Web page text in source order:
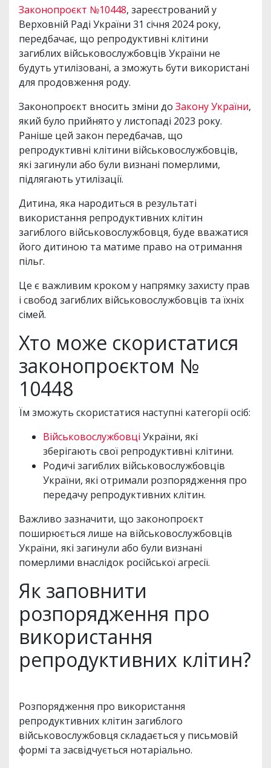
Законопроєкт №10448, зареєстрований у
Верховній Раді України 31 січня 2024 року,
передбачає, що репродуктивні клітини
загиблих військовослужбовців України не
будуть утилізовані, а зможуть бути використані
для продовження роду.
Законопроєкт вносить зміни до Закону України,
який було прийнято у листопаді 2023 року.
Раніше цей закон передбачав, що
репродуктивні клітини військовослужбовців,
які загинули або були визнані померлими,
підлягають утилізації.
Дитина, яка народиться в результаті
використання репродуктивних клітин
загиблого військовослужбовця, буде вважатися
його дитиною та матиме право на отримання
пільг.
Це є важливим кроком у напрямку захисту прав
і свобод загиблих військовослужбовців та їхніх
сімей.
Хто може скористатися
законопроєктом №
10448
Їм зможуть скористатися наступні категорії осіб:
Військовослужбовці України, які
зберігають свої репродуктивні клітини.
Родичі загиблих військовослужбовців
України, які отримали розпорядження про
передачу репродуктивних клітин.
Важливо зазначити, що законопроєкт
поширюється лише на військовослужбовців
України, які загинули або були визнані
померлими внаслідок російської агресії.
Як заповнити
розпорядження про
використання
репродуктивних клітин?
Розпорядження про використання
репродуктивних клітин загиблого
військовослужбовця складається у письмовій
формі та засвідчується нотаріально.